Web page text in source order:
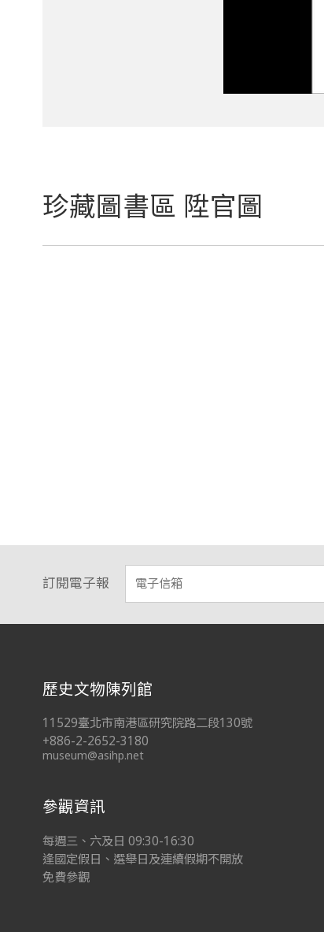
珍藏圖書區 陞官圖
訂閱電子報
:::
歷史文物陳列館
11529臺北市南港區研究院路二段130號
+886-2-2652-3180
museum@asihp.net
參觀資訊
每週三、六及日 09:30-16:30
逢國定假日、選舉日及連續假期不開放
免費參觀